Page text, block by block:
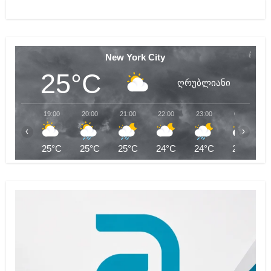
New York City
25°C ღრუბლიანი
19:00
25°C
20:00
25°C
21:00
25°C
22:00
24°C
23:00
24°C
00:00
24°C
‹ ›